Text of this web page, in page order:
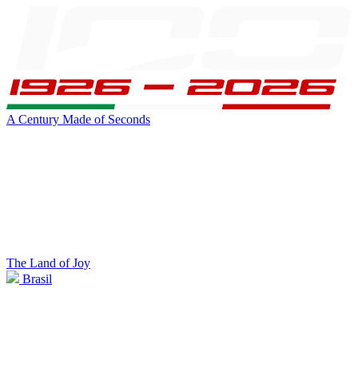
A Century Made of Seconds
The Land of Joy
Brasil